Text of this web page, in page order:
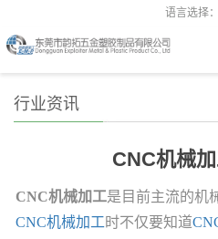
语言选择：
行业资讯
CNC机械
CNC机械加工是目前主流的机
CNC机械加工时不仅要知道